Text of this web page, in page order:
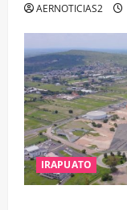
AERNOTICIAS2
IRAPUATO